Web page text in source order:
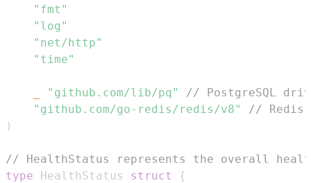
"fmt"
"log"
"net/http"
"time"
"github.com/lib/pq"
// PostgreSQL
"github.com/go-redis/redis/v8"
// Redis
)
// HealthStatus represents the overall
type HealthStatus struct
{